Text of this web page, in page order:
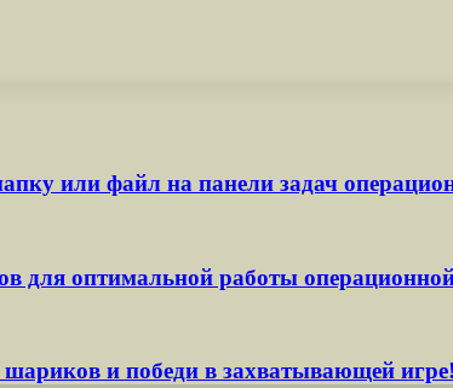
или файл на панели задач
для оптимальной работы
и победи в захватывающей игре!